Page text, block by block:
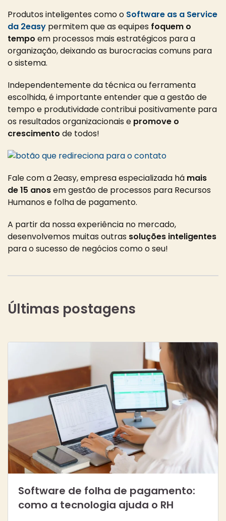
Produtos inteligentes como o Software as a Service
da 2easy permitem que as equipes foquem o
tempo em processos mais estratégicos para a
organização, deixando as burocracias comuns para
o sistema.
Independentemente da técnica ou ferramenta
escolhida, é importante entender que a gestão de
tempo e produtividade contribui positivamente para
os resultados organizacionais e promove o
crescimento de todos!
Fale com a 2easy, empresa especializada há mais
de 15 anosem gestão de processos para Recursos
Humanos e folha de pagamento.
A partir da nossa experiência no mercado,
desenvolvemos muitas outras soluções inteligentes
para o sucesso de negócios como o seu!
Últimas postagens
Software de folha de pagamento:
como a tecnologia ajuda o RH